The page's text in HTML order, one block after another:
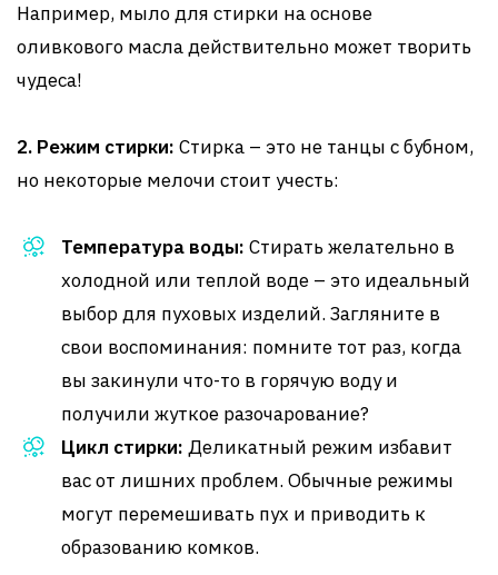
Например, мыло для стирки на основе
оливкового масла действительно может творить
чудеса!
2. Режим стирки: Стирка – это не танцы с бубном,
но некоторые мелочи стоит учесть:
Температура воды: Стирать желательно в
холодной или теплой воде – это идеальный
выбор для пуховых изделий. Загляните в
свои воспоминания: помните тот раз, когда
вы закинули что-то в горячую воду и
получили жуткое разочарование?
Цикл стирки: Деликатный режим избавит
вас от лишних проблем. Обычные режимы
могут перемешивать пух и приводить к
образованию комков.